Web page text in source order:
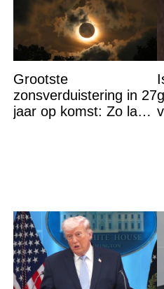
Grootste
zonsverduistering in 27
jaar op komst: Zo laat